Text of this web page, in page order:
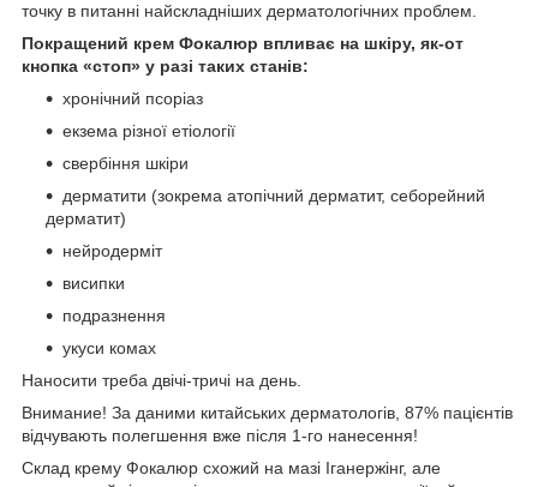
точку в питанні найскладніших дерматологічних проблем.
Покращений крем Фокалюр впливає на шкіру, як-от
кнопка «стоп» у разі таких станів:
хронічний псоріаз
екзема різної етіології
свербіння шкіри
дерматити (зокрема атопічний дерматит, себорейний
дерматит)
нейродерміт
висипки
подразнення
укуси комах
Наносити треба двічі-тричі на день.
Внимание! За даними китайських дерматологів, 87% пацієнтів
відчувають полегшення вже після 1-го нанесення!
Склад крему Фокалюр схожий на мазі Іганержінг, але